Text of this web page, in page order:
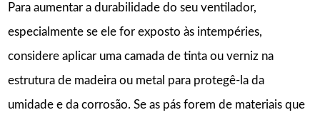
Para aumentar a durabilidade do seu ventilador,
especialmente se ele for exposto às intempéries,
considere aplicar uma camada de tinta ou verniz na
estrutura de madeira ou metal para protegê-la da
umidade e da corrosão. Se as pás forem de materiais que